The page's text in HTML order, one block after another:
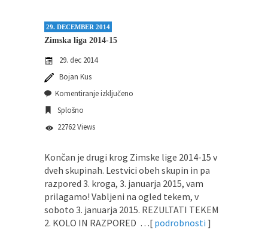
29. DECEMBER 2014
Zimska liga 2014-15
29. dec 2014
Bojan Kus
Komentiranje izključeno
Splošno
22762 Views
Končan je drugi krog Zimske lige 2014-15 v
dveh skupinah. Lestvici obeh skupin in pa
razpored 3. kroga, 3. januarja 2015, vam
prilagamo! Vabljeni na ogled tekem, v
soboto 3. januarja 2015. REZULTATI TEKEM
2. KOLO IN RAZPORED …[ podrobnosti ]